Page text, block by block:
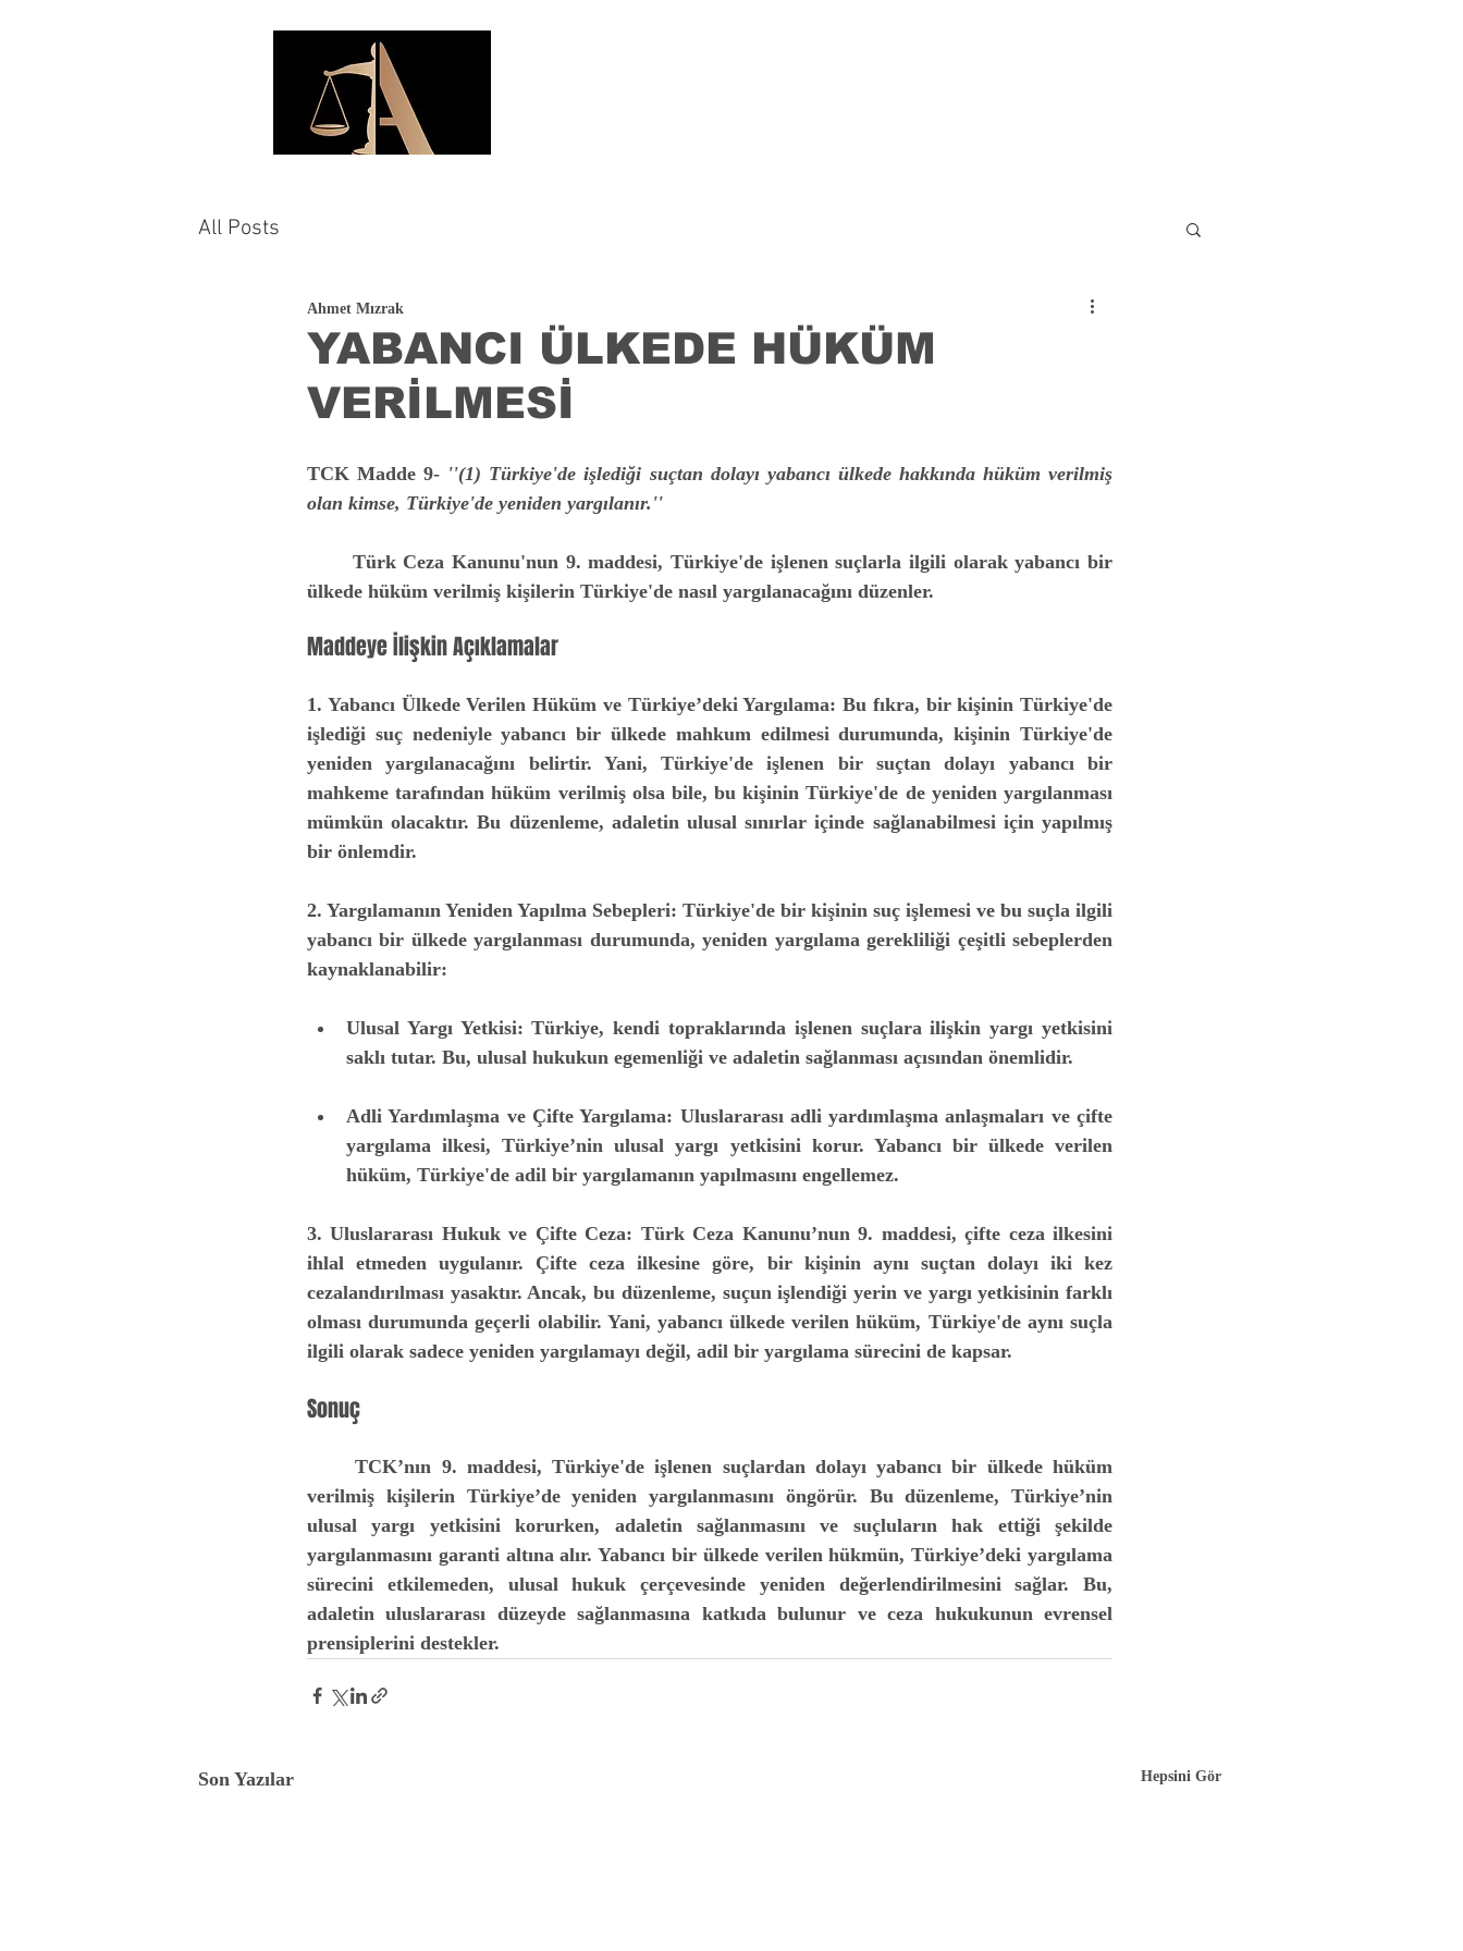
All Posts
YABANCI ÜLKEDE HÜKÜM
VERİLMESİ
Ahmet Mızrak
TCK Madde 9- ''(1) Türkiye'de işlediği suçtan dolayı yabancı ülkede hakkında hüküm verilmiş
olan kimse, Türkiye'de yeniden yargılanır.''
ülkede hüküm verilmiş kişilerin Türkiye'de nasıl yargılanacağını düzenler.
Maddeye İlişkin Açıklamalar
1. Yabancı Ülkede Verilen Hüküm ve Türkiye’deki Yargılama: Bu fıkra, bir kişinin Türkiye'de
işlediği suç nedeniyle yabancı bir ülkede mahkum edilmesi durumunda, kişinin Türkiye'de
yeniden yargılanacağını belirtir. Yani, Türkiye'de işlenen bir suçtan dolayı yabancı bir
mahkeme tarafından hüküm verilmiş olsa bile, bu kişinin Türkiye'de de yeniden yargılanması
mümkün olacaktır. Bu düzenleme, adaletin ulusal sınırlar içinde sağlanabilmesi için yapılmış
bir önlemdir.
2. Yargılamanın Yeniden Yapılma Sebepleri: Türkiye'de bir kişinin suç işlemesi ve bu suçla ilgili
yabancı bir ülkede yargılanması durumunda, yeniden yargılama gerekliliği çeşitli sebeplerden
kaynaklanabilir:
Ulusal Yargı Yetkisi: Türkiye, kendi topraklarında işlenen suçlara ilişkin yargı yetkisini
saklı tutar. Bu, ulusal hukukun egemenliği ve adaletin sağlanması açısından önemlidir.
Adli Yardımlaşma ve Çifte Yargılama: Uluslararası adli yardımlaşma anlaşmaları ve çifte
yargılama ilkesi, Türkiye’nin ulusal yargı yetkisini korur. Yabancı bir ülkede verilen
hüküm, Türkiye'de adil bir yargılamanın yapılmasını engellemez.
3. Uluslararası Hukuk ve Çifte Ceza: Türk Ceza Kanunu’nun 9. maddesi, çifte ceza ilkesini
ihlal etmeden uygulanır. Çifte ceza ilkesine göre, bir kişinin aynı suçtan dolayı iki kez
cezalandırılması yasaktır. Ancak, bu düzenleme, suçun işlendiği yerin ve yargı yetkisinin farklı
olması durumunda geçerli olabilir. Yani, yabancı ülkede verilen hüküm, Türkiye'de aynı suçla
ilgili olarak sadece yeniden yargılamayı değil, adil bir yargılama sürecini de kapsar.
Sonuç
	TCK’nın 9. maddesi, Türkiye'de işlenen suçlardan dolayı yabancı bir ülkede hüküm
verilmiş kişilerin Türkiye’de yeniden yargılanmasını öngörür. Bu düzenleme, Türkiye’nin
ulusal yargı yetkisini korurken, adaletin sağlanmasını ve suçluların hak ettiği şekilde
yargılanmasını garanti altına alır. Yabancı bir ülkede verilen hükmün, Türkiye’deki yargılama
sürecini etkilemeden, ulusal hukuk çerçevesinde yeniden değerlendirilmesini sağlar. Bu,
adaletin uluslararası düzeyde sağlanmasına katkıda bulunur ve ceza hukukunun evrensel
prensiplerini destekler.
Son Yazılar Hepsini Gör